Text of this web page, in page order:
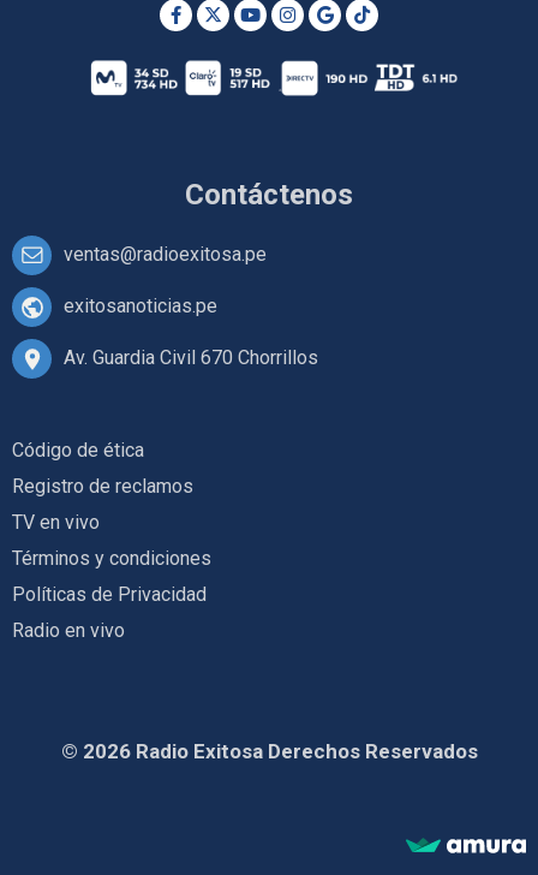
Contáctenos
ventas@radioexitosa.pe
exitosanoticias.pe
Av. Guardia Civil 670 Chorrillos
Código de ética
Registro de reclamos
TV en vivo
Términos y condiciones
Políticas de Privacidad
Radio en vivo
© 2026 Radio Exitosa Derechos Reservados